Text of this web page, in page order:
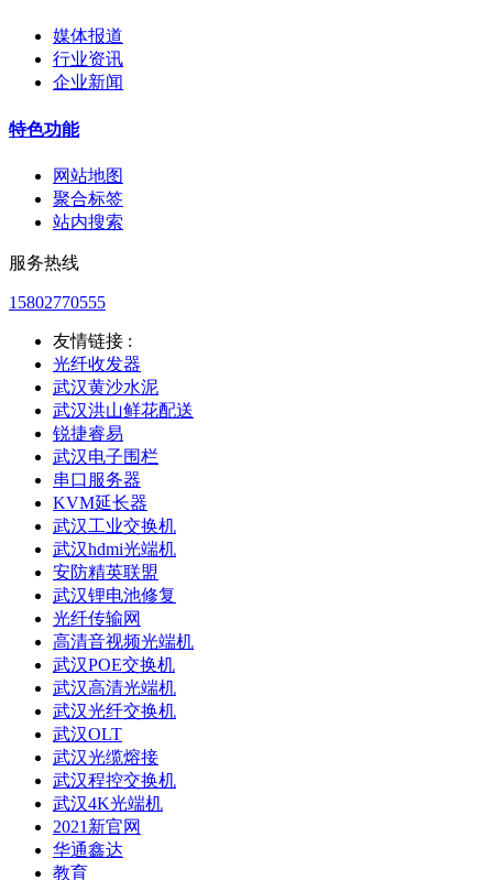
媒体报道
行业资讯
企业新闻
特色功能
网站地图
聚合标签
站内搜索
服务热线
15802770555
友情链接 :
光纤收发器
武汉黄沙水泥
武汉洪山鲜花配送
锐捷睿易
武汉电子围栏
串口服务器
KVM延长器
武汉工业交换机
武汉hdmi光端机
安防精英联盟
武汉锂电池修复
光纤传输网
高清音视频光端机
武汉POE交换机
武汉高清光端机
武汉光纤交换机
武汉OLT
武汉光缆熔接
武汉程控交换机
武汉4K光端机
2021新官网
华通鑫达
教育